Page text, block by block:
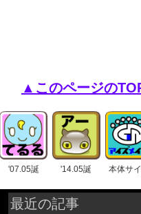
▲このページの
'07.05誕 '14.05誕 本体サ
最近の記事